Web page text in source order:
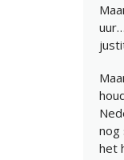
nog
het